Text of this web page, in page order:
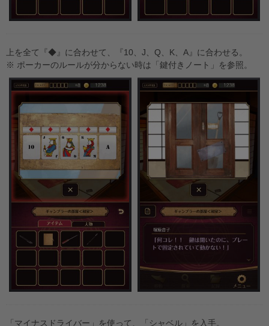
上を全て『◆』に合わせて、『10、J、Q、K、A』に合わせる。
※ ポーカーのルールが分からない時は「鍵付きノート」を参照。
「マイナスドライバー」を使って、「シャベル」を入手。